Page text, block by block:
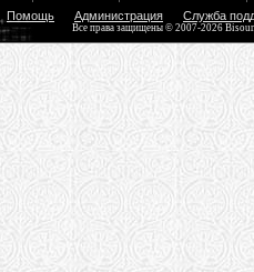
Помощь Администрация Служба
Все права защищены © 2007-2026